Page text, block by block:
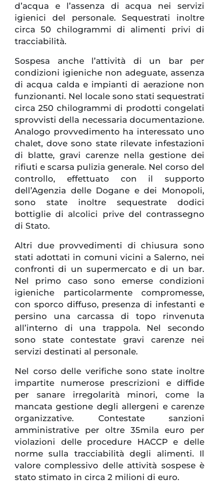
d’acqua e l’assenza di acqua nei servizi
igienici del personale. Sequestrati inoltre
circa 50 chilogrammi di alimenti privi di
tracciabilità.
Sospesa anche l’attività di un bar per
condizioni igieniche non adeguate, assenza
di acqua calda e impianti di aerazione non
funzionanti. Nel locale sono stati sequestrati
circa 250 chilogrammi di prodotti congelati
sprovvisti della necessaria documentazione.
Analogo provvedimento ha interessato uno
chalet, dove sono state rilevate infestazioni
di blatte, gravi carenze nella gestione dei
rifiuti e scarsa pulizia generale. Nel corso del
controllo, effettuato con il supporto
dell’Agenzia delle Dogane e dei Monopoli,
sono state inoltre sequestrate dodici
bottiglie di alcolici prive del contrassegno
di Stato.
Altri due provvedimenti di chiusura sono
stati adottati in comuni vicini a Salerno, nei
confronti di un supermercato e di un bar.
Nel primo caso sono emerse condizioni
igieniche particolarmente compromesse,
con sporco diffuso, presenza di infestanti e
persino una carcassa di topo rinvenuta
all’interno di una trappola. Nel secondo
sono state contestate gravi carenze nei
servizi destinati al personale.
Nel corso delle verifiche sono state inoltre
impartite numerose prescrizioni e diffide
per sanare irregolarità minori, come la
mancata gestione degli allergeni e carenze
organizzative. Contestate sanzioni
amministrative per oltre 35mila euro per
violazioni delle procedure HACCP e delle
norme sulla tracciabilità degli alimenti. Il
valore complessivo delle attività sospese è
stato stimato in circa 2 milioni di euro.